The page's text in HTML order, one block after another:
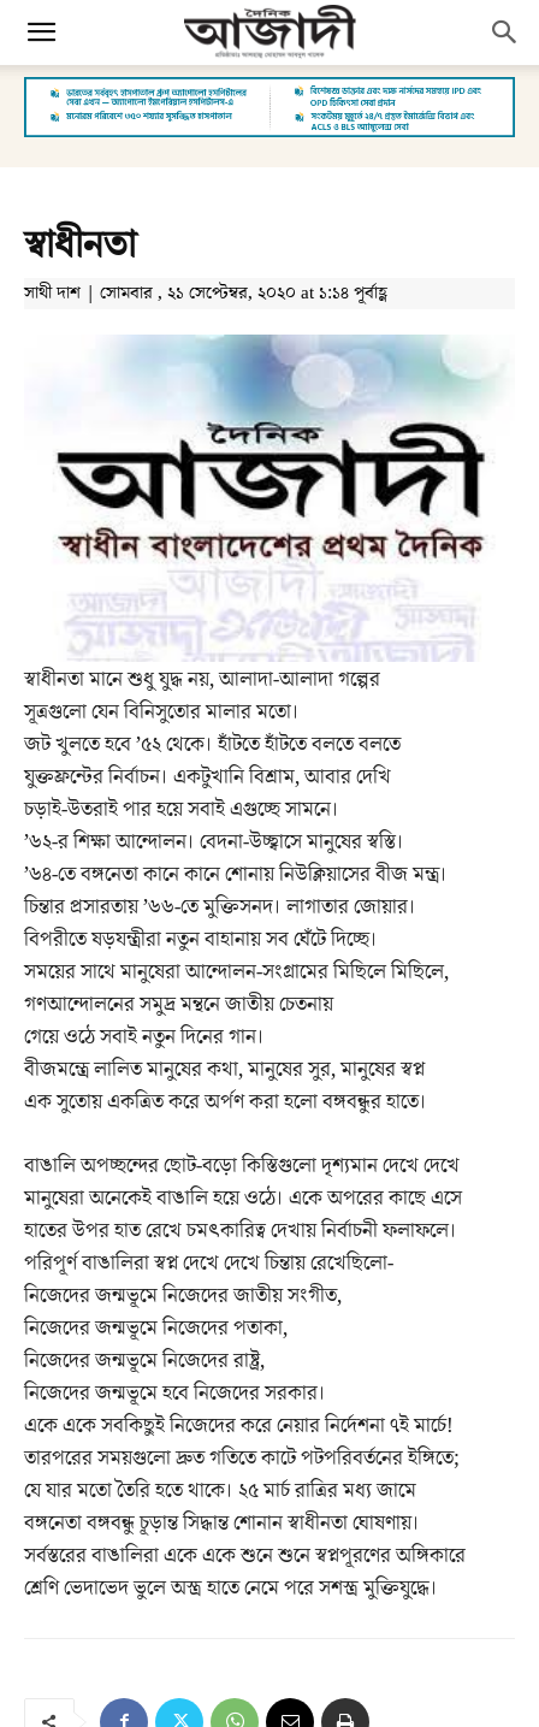
স্বাধীনতা
সাথী দাশ | সোমবার , ২১ সেপ্টেম্বর, ২০২০ at ১:১৪ পূর্বাহ্ণ
স্বাধীনতা মানে শুধু যুদ্ধ নয়, আলাদা-আলাদা গল্পের
সূত্রগুলো যেন বিনিসুতোর মালার মতো।
জট খুলতে হবে ’৫২ থেকে। হাঁটতে হাঁটতে বলতে বলতে
যুক্তফ্রন্টের নির্বাচন। একটুখানি বিশ্রাম, আবার দেখি
চড়াই-উতরাই পার হয়ে সবাই এগুচ্ছে সামনে।
’৬২-র শিক্ষা আন্দোলন। বেদনা-উচ্ছ্বাসে মানুষের স্বস্তি।
’৬৪-তে বঙ্গনেতা কানে কানে শোনায় নিউক্লিয়াসের বীজ মন্ত্র।
চিন্তার প্রসারতায় ’৬৬-তে মুক্তিসনদ। লাগাতার জোয়ার।
বিপরীতে ষড়যন্ত্রীরা নতুন বাহানায় সব ঘেঁটে দিচ্ছে।
সময়ের সাথে মানুষেরা আন্দোলন-সংগ্রামের মিছিলে মিছিলে,
গণআন্দোলনের সমুদ্র মন্থনে জাতীয় চেতনায়
গেয়ে ওঠে সবাই নতুন দিনের গান।
বীজমন্ত্রে লালিত মানুষের কথা, মানুষের সুর, মানুষের স্বপ্ন
এক সুতোয় একত্রিত করে অর্পণ করা হলো বঙ্গবন্ধুর হাতে।
বাঙালি অপচ্ছন্দের ছোট-বড়ো কিস্তিগুলো দৃশ্যমান দেখে দেখে
মানুষেরা অনেকেই বাঙালি হয়ে ওঠে। একে অপরের কাছে এসে
হাতের উপর হাত রেখে চমৎকারিত্ব দেখায় নির্বাচনী ফলাফলে।
পরিপূর্ণ বাঙালিরা স্বপ্ন দেখে দেখে চিন্তায় রেখেছিলো-
নিজেদের জন্মভূমে নিজেদের জাতীয় সংগীত,
নিজেদের জন্মভূমে নিজেদের পতাকা,
নিজেদের জন্মভূমে নিজেদের রাষ্ট্র,
নিজেদের জন্মভূমে হবে নিজেদের সরকার।
একে একে সবকিছুই নিজেদের করে নেয়ার নির্দেশনা ৭ই মার্চে!
তারপরের সময়গুলো দ্রুত গতিতে কাটে পটপরিবর্তনের ইঙ্গিতে;
যে যার মতো তৈরি হতে থাকে। ২৫ মার্চ রাত্রির মধ্য জামে
বঙ্গনেতা বঙ্গবন্ধু চূড়ান্ত সিদ্ধান্ত শোনান স্বাধীনতা ঘোষণায়।
সর্বস্তরের বাঙালিরা একে একে শুনে শুনে স্বপ্নপূরণের অঙ্গিকারে
শ্রেণি ভেদাভেদ ভুলে অস্ত্র হাতে নেমে পরে সশস্ত্র মুক্তিযুদ্ধে।